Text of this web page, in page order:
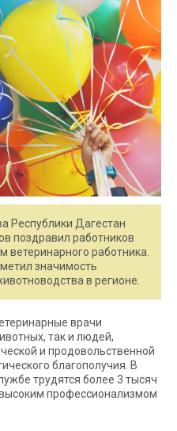
Республики Дагестан
поздравил работников
ветеринарного работника.
значимость
в регионе.
врачи
так и людей,
и продовольственной
благополучия. В
трудятся более 3 тысяч
профессионализмом